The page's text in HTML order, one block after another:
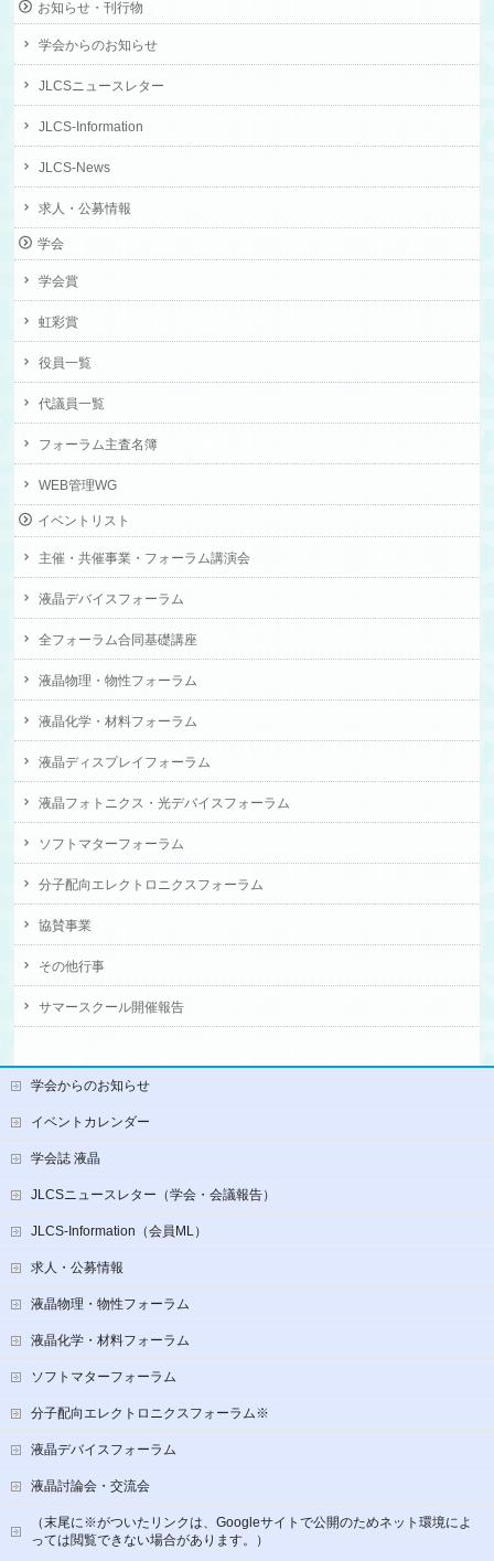
お知らせ・刊行物
学会からのお知らせ
JLCSニュースレター
JLCS-Information
JLCS-News
求人・公募情報
学会
学会賞
虹彩賞
役員一覧
代議員一覧
フォーラム主査名簿
WEB管理WG
イベントリスト
主催・共催事業・フォーラム講演会
液晶デバイスフォーラム
全フォーラム合同基礎講座
液晶物理・物性フォーラム
液晶化学・材料フォーラム
液晶ディスプレイフォーラム
液晶フォトニクス・光デバイスフォーラム
ソフトマターフォーラム
分子配向エレクトロニクスフォーラム
協賛事業
その他行事
サマースクール開催報告
学会からのお知らせ
イベントカレンダー
学会誌 液晶
JLCSニュースレター（学会・会議報告）
JLCS-Information（会員ML）
求人・公募情報
液晶物理・物性フォーラム
液晶化学・材料フォーラム
ソフトマターフォーラム
分子配向エレクトロニクスフォーラム※
液晶デバイスフォーラム
液晶討論会・交流会
（末尾に※がついたリンクは、Googleサイトで公開のためネット環境によ
っては閲覧できない場合があります。）